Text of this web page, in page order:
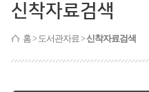
신착자료검색
홈> 도서관자료 >신착자료검색